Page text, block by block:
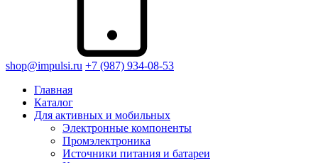
shop@impulsi.ru +7 (987) 934-08-53
Главная
Каталог
Для активных и мобильных
Электронные компоненты
Промэлектроника
Источники питания и батареи